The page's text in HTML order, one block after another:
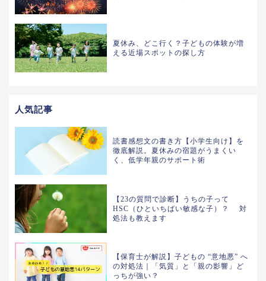
夏休み、どこ行く？子どもの体験が増
える近場スポットの探し方
人気記事
読書感想文の書き方【小学生向け】を
徹底解説。夏休みの宿題がうまくい
く、低学年親のサポート術
【23の質問で診断】うちの子って
HSC（ひといちばい敏感な子）？ 対
処法も教えます
【保育士が解説】子どもの “意地悪” へ
の対処法｜「気質」と「親の影響」ど
っちが強い？